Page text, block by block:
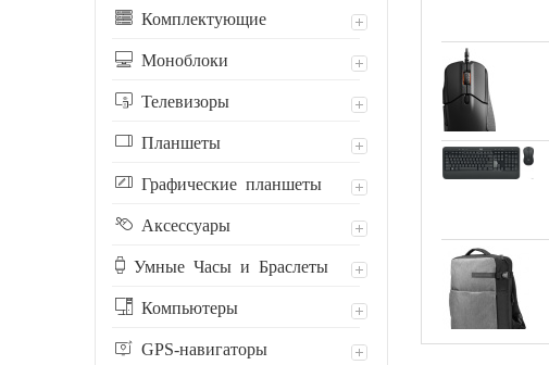
Комплектующие
Моноблоки
Телевизоры
Планшеты
Графические планшеты
Аксессуары
Умные Часы и Браслеты
Компьютеры
GPS-навигаторы